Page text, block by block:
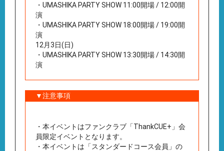
・UMASHIKA PARTY SHOW 11:00開場 / 12:00開
演
・UMASHIKA PARTY SHOW 18:00開場 / 19:00開
演
12月3日(日)
・UMASHIKA PARTY SHOW 13:30開場 / 14:30開
演
▼注意事項
・本イベントはファンクラブ「ThankCUE+」会
員限定イベントとなります。
・本イベントは「スタンダードコース会員」の